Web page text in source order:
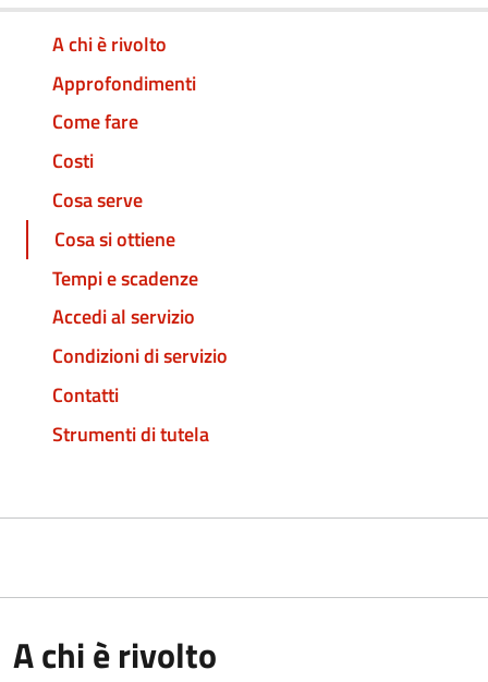
A chi è rivolto
Approfondimenti
Come fare
Costi
Cosa serve
Cosa si ottiene
Tempi e scadenze
Accedi al servizio
Condizioni di servizio
Contatti
Strumenti di tutela
A chi è rivolto